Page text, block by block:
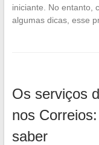
iniciante. No entanto,
algumas dicas, esse
Os serviços
nos
saber